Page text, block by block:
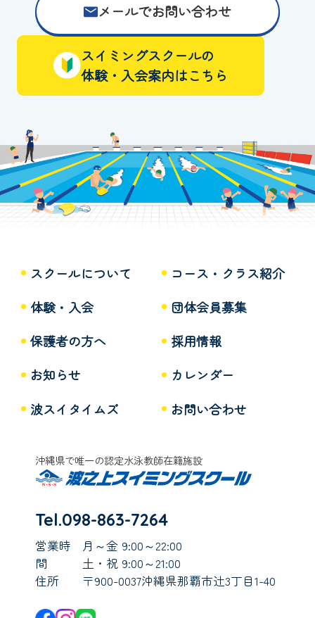
メールでお問い合わせ
スイミングスクールの
体験・入会案内はこちら
スクールについて
コース・クラス紹介
体験・入会
団体会員募集
保護者の方へ
採用情報
お知らせ
カレンダー
波スイタイムズ
お問い合わせ
沖縄県で唯一の認定水泳教師在籍施設
Tel.098-863-7264
営業時
間
月～金 9:00～22:00
土・祝 9:00～21:00
住所
〒900-0037沖縄県那覇市辻3丁目1-40